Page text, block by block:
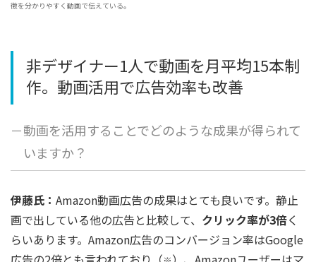
徴を分かりやすく動画で伝えている。
非デザイナー1人で動画を月平均15本制
作。動画活用で広告効率も改善
－動画を活用することでどのような成果が得られて
いますか？
伊藤氏： Amazon動画広告の成果はとても良いです。静止
画で出している他の広告と比較して、 クリック率が3倍く
らいあります。Amazon広告のコンバージョン率はGoogle